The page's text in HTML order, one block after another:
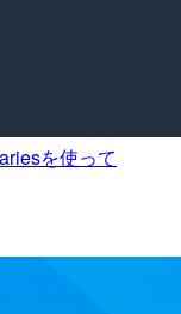
を使って